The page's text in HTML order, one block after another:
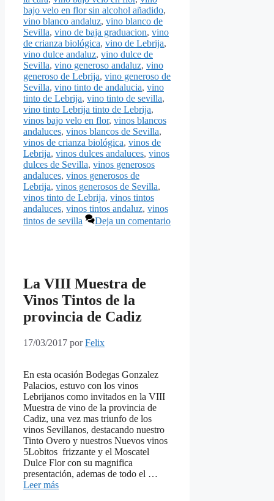
bajo velo en flor sin alcohol añadido,
vino blanco andaluz, vino blanco de
Sevilla, vino de baja graduacion, vino
de crianza biológica, vino de Lebrija,
vino dulce andaluz, vino dulce de
Sevilla, vino generoso andaluz, vino
generoso de Lebrija, vino generoso de
Sevilla, vino tinto de andalucia, vino
tinto de Lebrija, vino tinto de sevilla,
vino tinto Lebrija tinto de Lebrija,
vinos bajo velo en flor, vinos blancos
andaluces, vinos blancos de Sevilla,
vinos de crianza biológica, vinos de
Lebrija, vinos dulces andaluces, vinos
dulces de Sevilla, vinos generosos
andaluces, vinos generosos de
Lebrija, vinos generosos de Sevilla,
vinos tinto de Lebrija, vinos tintos
andaluces, vinos tintos andaluz, vinos
tintos de sevilla
Deja un comentario
La VIII Muestra de
Vinos Tintos de la
provincia de Cadiz
17/03/2017 porFelix
En esta ocasión Bodegas Gonzalez
Palacios, estuvo con los vinos
Lebrijanos como invitados en la VIII
Muestra de vino de la provincia de
Cadiz, una vez mas triunfo de los
vinos Sevillanos, destacando nuestro
Tinto Overo y nuestros Nuevos vinos
5Lobitos frizzante y el Moscatel
Dulce Flor con su magnifica
presentación, ademas de todo el …
Leer más